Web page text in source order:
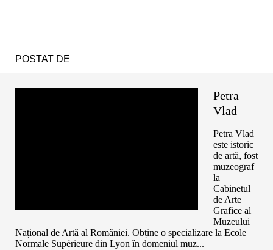
POSTAT DE
Petra
Vlad
Petra Vlad
este istoric
de artă, fost
muzeograf
la
Cabinetul
de Arte
Grafice al
Muzeului
Național de Artă al României. Obține o specializare la Ecole
Normale Supérieure din Lyon în domeniul muz...